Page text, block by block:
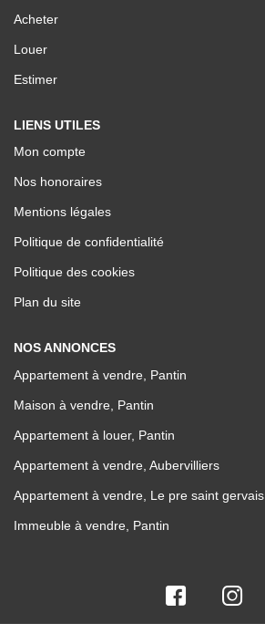
Acheter
Louer
Estimer
LIENS UTILES
Mon compte
Nos honoraires
Mentions légales
Politique de confidentialité
Politique des cookies
Plan du site
NOS ANNONCES
Appartement à vendre, Pantin
Maison à vendre, Pantin
Appartement à louer, Pantin
Appartement à vendre, Aubervilliers
Appartement à vendre, Le pre saint gervais
Immeuble à vendre, Pantin